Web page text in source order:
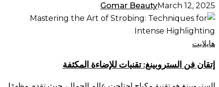
Gomar BeautyMarch 12, 2025
إتقان
فن
الستروبينغ:
للإضاءة
المكثفة
هايلايت
إتقان فن الستروبينغ: تقنيات للإضاءة المكثفة